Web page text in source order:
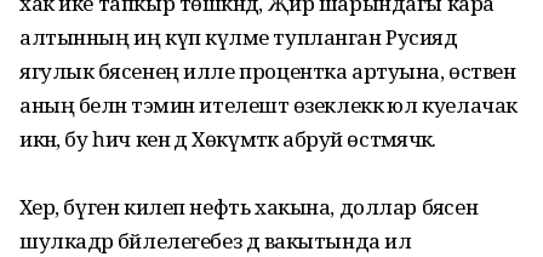
алтынның иң күп күләме тупланган Русиядә
ягулык бәясенең илле процентка артуына, өстәвенә
аның белән тәэмин ителештә өзеклеккә юл куелачак
икән, бу һич кенә дә Хөкүмәткә абруй өстәмәячәк.
Хәер, бүген килеп нефть хакына, доллар бәясенә
шулкадәр бәйле­легебез дә вакытында ил